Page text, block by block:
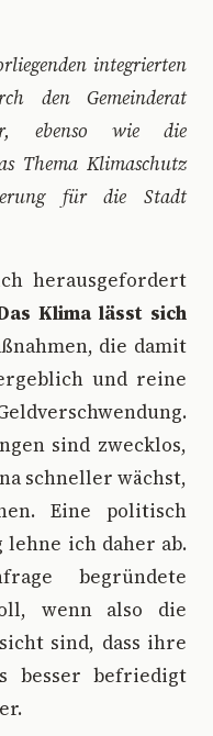
integrierten
den Gemeinderat
ebenso wie die
Thema Klimaschutz
für die Stadt
herausgefordert
Klima lässt sich
die damit
und reine
sind zwecklos,
schneller wächst,
Eine politisch
ich daher ab.
begründete
wenn also die
sind, dass ihre
besser befriedigt